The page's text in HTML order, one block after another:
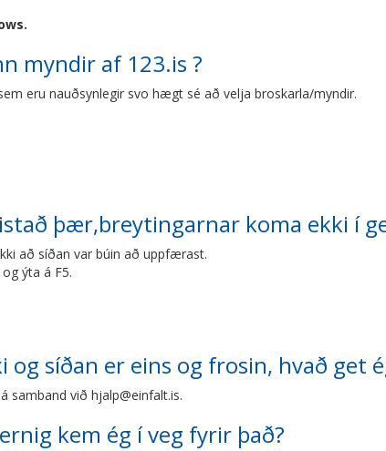
myndir af 123.is ?
eru nauðsynlegir svo hægt sé að velja broskarla/myndir.
þær,breytingarnar koma ekki í
að síðan var búin að uppfærast.
ýta á F5.
síðan er eins og frosin, hvað get
samband við hjalp@einfalt.is.
kem ég í veg fyrir það?